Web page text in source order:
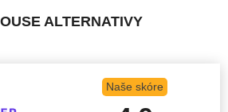
ALTERNATIVY
Naše skóre